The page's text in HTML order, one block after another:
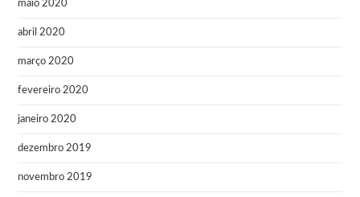
maio 2020
abril 2020
março 2020
fevereiro 2020
janeiro 2020
dezembro 2019
novembro 2019